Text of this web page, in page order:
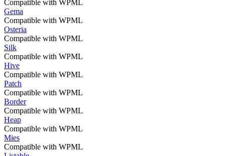
Compatible with WPML
Gema
Compatible with WPML
Osteria
Compatible with WPML
Silk
Compatible with WPML
Hive
Compatible with WPML
Patch
Compatible with WPML
Border
Compatible with WPML
Heap
Compatible with WPML
Mies
Compatible with WPML